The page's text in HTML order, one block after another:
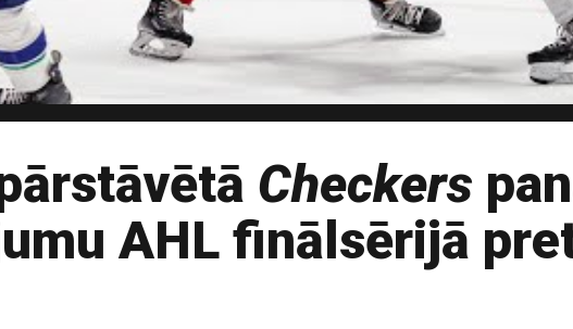
Checkers
AHL finālsērijā